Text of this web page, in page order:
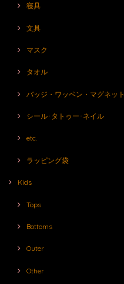
寝具
文具
マスク
タオル
バッジ・ワッペン・マグネット
シール･タトゥー･ネイル
etc.
ラッピング袋
Kids
Tops
Bottoms
Outer
Other